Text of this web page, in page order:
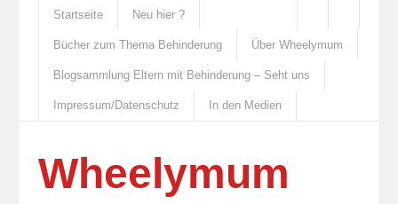
Startseite Neu hier ?
Bücher zum Thema Behinderung Über Wheelymum
Blogsammlung Eltern mit Behinderung – Seht uns
Impressum/Datenschutz In den Medien
Wheelymum